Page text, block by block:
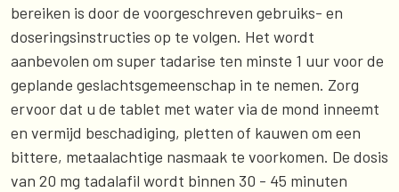
bereiken is door de voorgeschreven gebruiks- en
doseringsinstructies op te volgen. Het wordt
aanbevolen om super tadarise ten minste 1 uur voor de
geplande geslachtsgemeenschap in te nemen. Zorg
ervoor dat u de tablet met water via de mond inneemt
en vermijd beschadiging, pletten of kauwen om een
bittere, metaalachtige nasmaak te voorkomen. De dosis
van 20 mg tadalafil wordt binnen 30 - 45 minuten